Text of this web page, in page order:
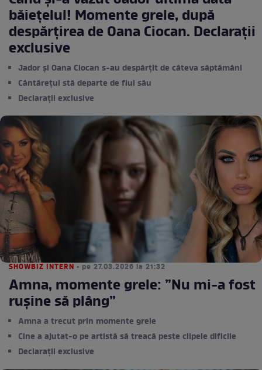
băiețelul! Momente grele, după
despărțirea de Oana Ciocan. Declarații
exclusive
Jador și Oana Ciocan s-au despărțit de câteva săptămâni
Cântărețul stă departe de fiul său
Declarații exclusive
SHOWBIZ INTERN • pe 27.03.2026 la 21:32
Amna, momente grele: ”Nu mi-a fost
rușine să plâng”
Amna a trecut prin momente grele
Cine a ajutat-o pe artistă să treacă peste clipele dificile
Declarații exclusive